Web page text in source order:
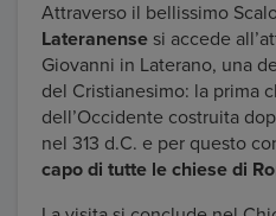
Attraverso il bellissimo
Lateranense si accede
Giovanni in Laterano, una
del Cristianesimo: la prima
dell’Occidente costruita
nel 313 d.C. e per questo
capo di tutte le chiese di